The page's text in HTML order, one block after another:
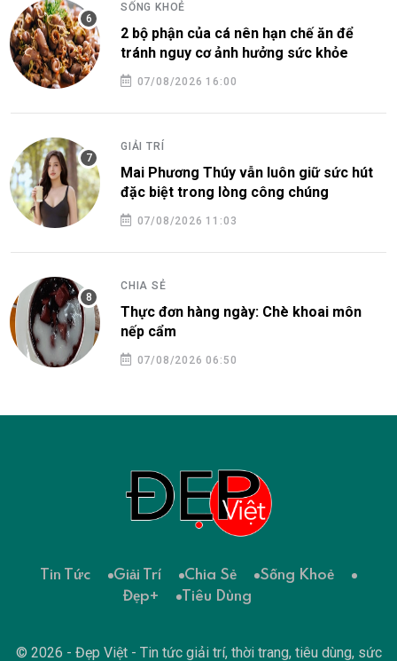
SỐNG KHOẺ
2 bộ phận của cá nên hạn chế ăn để
tránh nguy cơ ảnh hưởng sức khỏe
07/08/2026 16:00
GIẢI TRÍ
Mai Phương Thúy vẫn luôn giữ sức hút
đặc biệt trong lòng công chúng
07/08/2026 11:03
CHIA SẺ
Thực đơn hàng ngày: Chè khoai môn
nếp cẩm
07/08/2026 06:50
Tin Tức Giải Trí Chia Sẻ
Sống Khoẻ
Đẹp+
Tiêu Dùng
© 2026 - Đẹp Việt - Tin tức giải trí, thời trang, tiêu dùng, sức